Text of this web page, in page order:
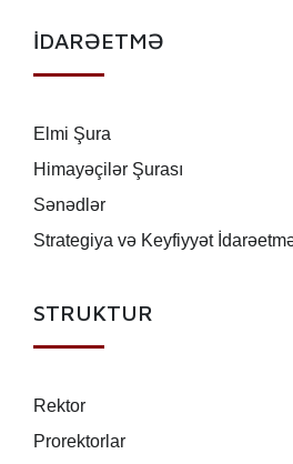
İDARƏETMƏ
Elmi Şura
Himayəçilər Şurası
Sənədlər
Strategiya və Keyfiyyət
STRUKTUR
Rektor
Prorektorlar